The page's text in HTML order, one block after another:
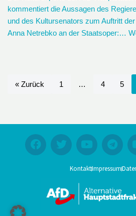
kommentiert die Aussagen des
und des Kultursenators zum Auftritt
Anna Netrebko an der Staatsoper:…
« Zurück 1 … 4 5
KontaktImpressum